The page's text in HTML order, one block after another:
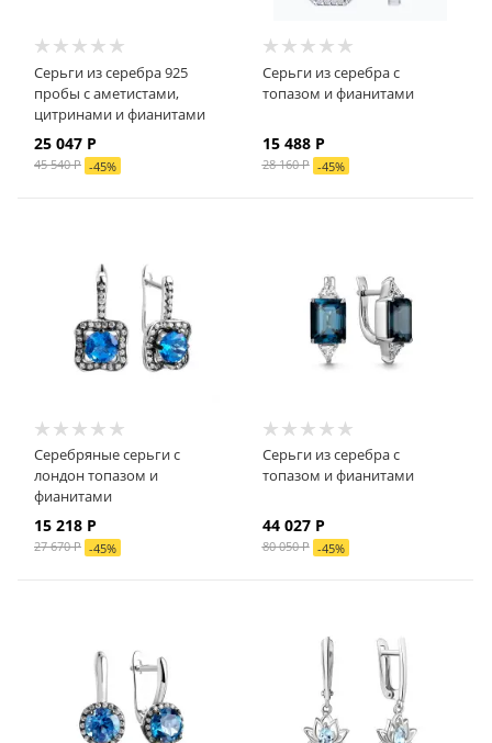
Серьги из серебра 925
пробы с аметистами,
цитринами и фианитами
25 047 Р
45 540Р -45%
Серьги из серебра с
топазом и фианитами
15 488Р
28 160Р -45%
Серебряные серьги с
лондон топазом и
фианитами
15 218 Р
27 670Р -45%
Серьги из серебра с
топазом и фианитами
44 027Р
80 050Р -45%